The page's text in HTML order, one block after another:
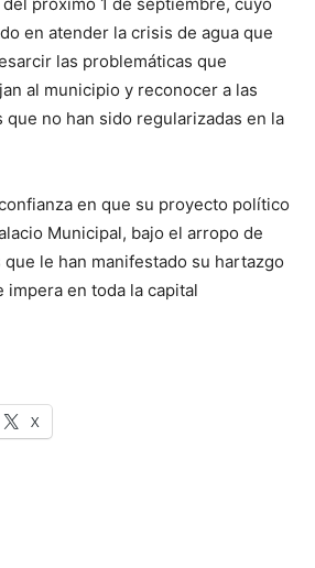
en atender la crisis de agua que
las problemáticas que
al municipio y reconocer a las
que no han sido regularizadas en la
en que su proyecto político
Municipal, bajo el arropo de
le han manifestado su hartazgo
impera en toda la capital
X